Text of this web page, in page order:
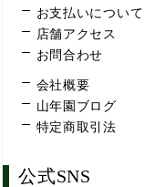
お支払いについて
店舗アクセス
お問合わせ
会社概要
山年園ブログ
特定商取引法
公式SNS